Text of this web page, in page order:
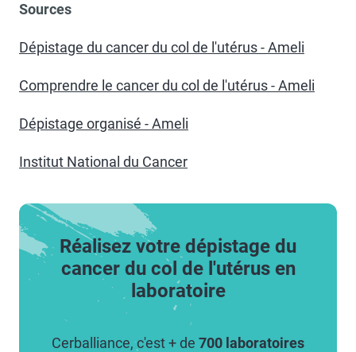
Sources
Dépistage du cancer du col de l'utérus - Ameli
Comprendre le cancer du col de l'utérus - Ameli
Dépistage organisé - Ameli
Institut National du Cancer
Réalisez votre dépistage du
cancer du col de l'utérus en
laboratoire
Cerballiance, c'est + de 700 laboratoires